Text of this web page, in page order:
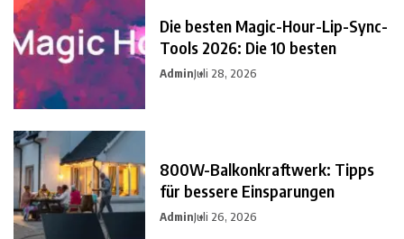
Die besten Magic-Hour-Lip-Sync-
Tools 2026: Die 10 besten
AdminJuli 28, 2026
800W-Balkonkraftwerk: Tipps
für bessere Einsparungen
AdminJuli 26, 2026